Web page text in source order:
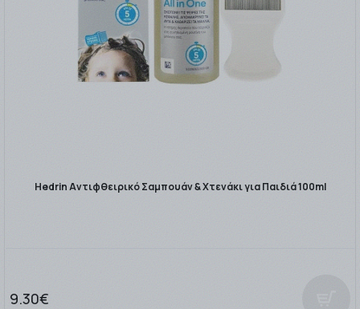
Hedrin Αντιφθειρικό Σαμπουάν & Χτενάκι για Παιδιά 100ml
9.30€